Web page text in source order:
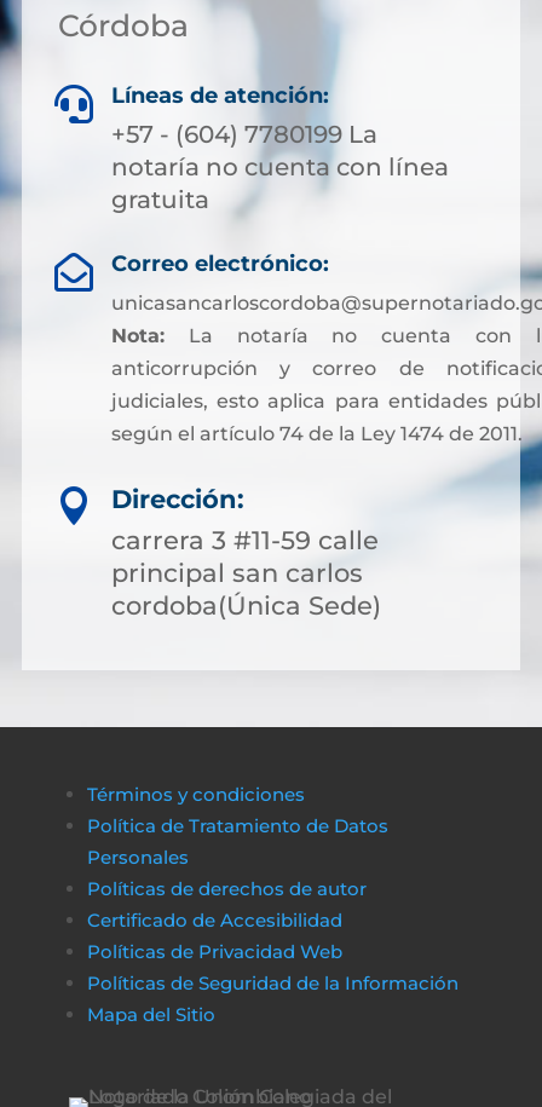
Córdoba
 Líneas de atención:
+57 - (604) 7780199 La
notaría no cuenta con línea
gratuita
 Correo electrónico:
Nota:La notaría no cuenta con
anticorrupción y correo de
judiciales, esto aplica para entidades
según el artículo 74 de la Ley 1474 de 2011.

Dirección:
carrera 3 #11-59 calle
principal san carlos
cordoba(Única Sede)
Términos y condiciones
Política de Tratamiento de Datos
Personales
Políticas de derechos de autor
Certificado de Accesibilidad
Políticas de Privacidad Web
Políticas de Seguridad de la Información
Mapa del Sitio